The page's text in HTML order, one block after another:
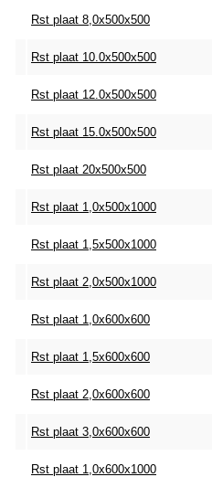
Rst plaat 8,0x500x500
Rst plaat 10.0x500x500
Rst plaat 12.0x500x500
Rst plaat 15.0x500x500
Rst plaat 20x500x500
Rst plaat 1,0x500x1000
Rst plaat 1,5x500x1000
Rst plaat 2,0x500x1000
Rst plaat 1,0x600x600
Rst plaat 1,5x600x600
Rst plaat 2,0x600x600
Rst plaat 3,0x600x600
Rst plaat 1,0x600x1000